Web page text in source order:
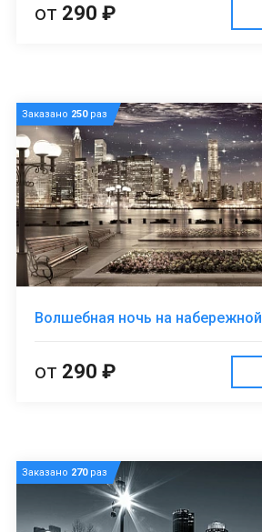
от 290 ₽
Заказано 250раз
Волшебная ночь на набережной
от 290 ₽
Заказано 270раз